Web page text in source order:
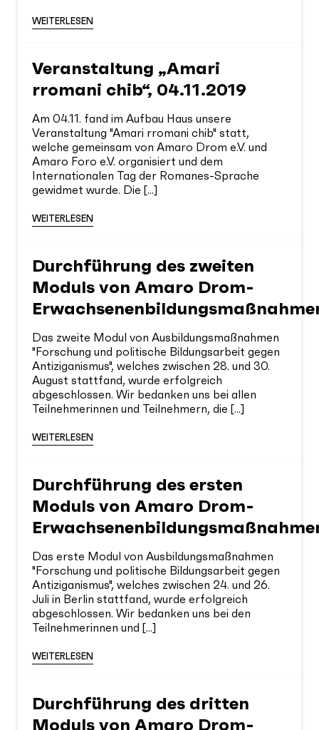
WEITERLESEN
Veranstaltung „Amari
rromani chib“, 04.11.2019
Am 04.11. fand im Aufbau Haus unsere
Veranstaltung "Amari rromani chib" statt,
welche gemeinsam von Amaro Drom e.V. und
Amaro Foro e.V. organisiert und dem
Internationalen Tag der Romanes-Sprache
gewidmet wurde. Die [...]
WEITERLESEN
Durchführung des zweiten
Moduls von Amaro Drom-
Das zweite Modul von Ausbildungsmaßnahmen
"Forschung und politische Bildungsarbeit gegen
Antiziganismus", welches zwischen 28. und 30.
August stattfand, wurde erfolgreich
abgeschlossen. Wir bedanken uns bei allen
Teilnehmerinnen und Teilnehmern, die [...]
WEITERLESEN
Durchführung des ersten
Moduls von Amaro Drom-
Das erste Modul von Ausbildungsmaßnahmen
"Forschung und politische Bildungsarbeit gegen
Antiziganismus", welches zwischen 24. und 26.
Juli in Berlin stattfand, wurde erfolgreich
abgeschlossen. Wir bedanken uns bei den
Teilnehmerinnen und [...]
WEITERLESEN
Durchführung des dritten
Moduls von Amaro Drom-